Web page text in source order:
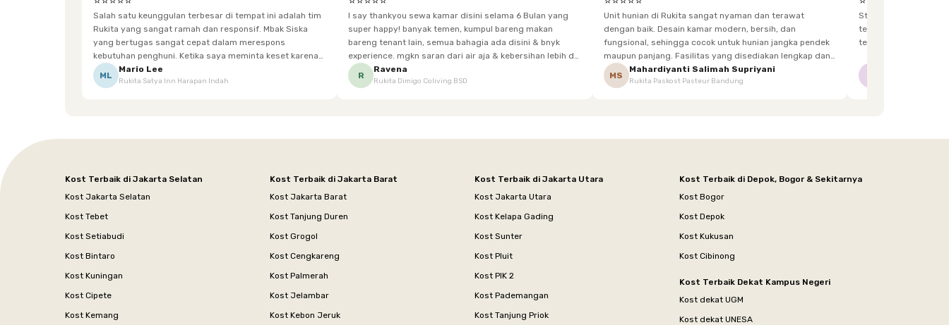
Salah satu keunggulan terbesar di tempat ini adalah tim
Rukita yang sangat ramah dan responsif. Mbak Siska
yang bertugas sangat cepat dalam merespons
kebutuhan penghuni. Ketika saya meminta keset karena
sempat terpeleset, permintaan tersebut langsung
dipenuhi dengan cepat. Terima kasih Mbak Siska.
ML
Mario Lee
Rukita Satya Inn Harapan Indah
I say thankyou sewa kamar disini selama 6 Bulan yang
super happy! banyak temen, kumpul bareng makan
bareng tenant lain, semua bahagia ada disini & bnyk
experience. mgkn saran dari air aja & kebersihan lebih di
tingkatkan lagi. but, I love Rukita
R
Ravena
Rukita Dimigo Coliving BSD
Unit hunian di Rukita sangat nyaman dan terawat
dengan baik. Desain kamar modern, bersih, dan
fungsional, sehingga cocok untuk hunian jangka pendek
maupun panjang. Fasilitas yang disediakan lengkap dan
sesuai dengan kebutuhan penghuni, mulai dari furnitur,
area bersama, hingga akses yang mudah.
MS
Mahardiyanti Salimah Supriyani
Rukita Paskost Pasteur Bandung
Staff yg menjaga
terkadang lupa bawa kunci, dan sangat fast response.
Kost Terbaik di Jakarta Selatan
Kost Jakarta Selatan
Kost Tebet
Kost Setiabudi
Kost Bintaro
Kost Kuningan
Kost Cipete
Kost Kemang
Kost Terbaik di Jakarta Barat
Kost Jakarta Barat
Kost Tanjung Duren
Kost Grogol
Kost Cengkareng
Kost Palmerah
Kost Jelambar
Kost Kebon Jeruk
Kost Terbaik di Jakarta Utara
Kost Jakarta Utara
Kost Kelapa Gading
Kost Sunter
Kost Pluit
Kost PIK 2
Kost Pademangan
Kost Tanjung Priok
Kost Terbaik di Depok, Bogor & Sekitarnya
Kost Bogor
Kost Depok
Kost Kukusan
Kost Cibinong
Kost Terbaik Dekat Kampus Negeri
Kost dekat UGM
Kost dekat UNESA